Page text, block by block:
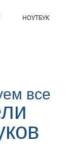
НОУТБУК
все